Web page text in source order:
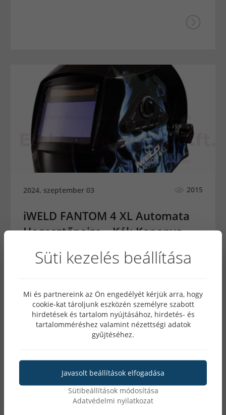
2024. szeptember 03 2015
iWELD FANTOM 4 XL Automata
Hegesztőpajzs – Kék Koponya
A hegesztés során az egyik legfontosabb szempont a
megfelelő védelem biztosítása, és ebben kiemelkedő
innovatív eszköz, amely nemcsak maximális
védelmet nyújt, hanem a modern technológiák és a
stílusos design ötvözésével még élvezetesebbé is
teszi a munkavégzést.
Süti kezelés beállítása
Mi és partnereink az Ön engedélyét kérjük arra, hogy
cookie-kat tároljunk eszközén személyre szabott
hirdetések és tartalom nyújtásához, hirdetés- és
tartalomméréshez valamint nézettségi adatok
gyűjtéséhez.
Javasolt beállítások elfogadása
Sütibeállítások módosítása
Adatvédelmi nyilatkozat